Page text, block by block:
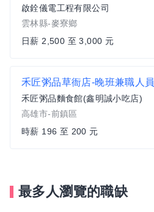
啟銓儀電工程有限公司
雲林縣-麥寮鄉
日薪 2,500 至 3,000 元
禾匠粥品草衙店-晚班兼職人員
禾匠粥品麵食館(鑫明誠小吃店)
高雄市-前鎮區
時薪 196 至 200 元
最多人瀏覽的職缺